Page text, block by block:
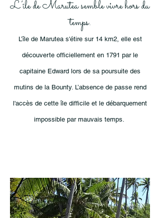
L’îlede Marutea semble vivre hors du
temps.
L’îlede Marutea s'étire sur 14 km2, elle est
découverte officiellement en 1791 par le
capitaine Edward lors de sa poursuite des
mutins de la Bounty. L’absencede passe rend
l'accès de cetteîle difficile et le débarquement
impossible par mauvais temps.